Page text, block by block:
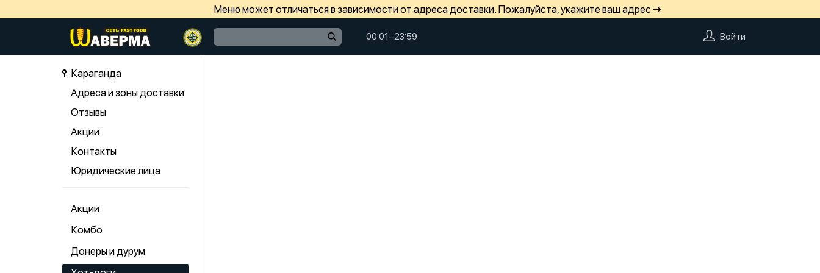
Меню может отличаться в зависимости от адреса доставки. Пожалуйста, укажите ваш адрес →
00:01−23:59 Войти
Караганда
Адреса и зоны доставки
Отзывы
Акции
Контакты
Юридические лица
Акции
Комбо
Донеры и дурум